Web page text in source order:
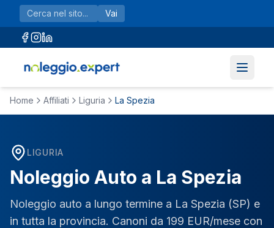
Vai al contenuto principale
Vai
Home Affiliati Liguria La Spezia
LIGURIA
Noleggio Auto a La Spezia
Noleggio auto a lungo termine a La Spezia (SP) e
in tutta la provincia. Canoni da 199 EUR/mese con